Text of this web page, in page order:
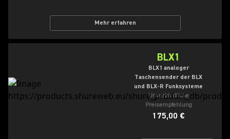
Mehr erfahren
BLX1
BLX1 analoger
Taschensender der BLX
und BLX-R Funksysteme
Unverbindliche
Preisempfehlung
175,00 €